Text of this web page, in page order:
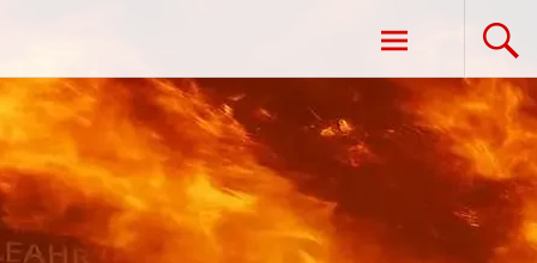
springen
Freiwillige Feuerwehr Vestenpoppen-
Wohlfahrts